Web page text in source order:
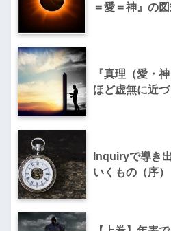
＝愛＝神』の
『真理（愛・
ほど虚無に近づ
Inquiryで導き
いくもの（序）